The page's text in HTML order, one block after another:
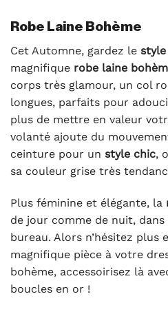
Robe Laine Bohème
Cet Automne, gardez le style
magnifique robe laine
corps très glamour, un col
longues, parfaits pour
plus de mettre en valeur
volanté ajoute du
ceinture pour un style chic,
sa couleur grise très
Plus féminine et élégante, la
de jour comme de nuit,
bureau. Alors n’hésitez plus
magnifique pièce à votre
bohème, accessoirisez là
boucles en or !